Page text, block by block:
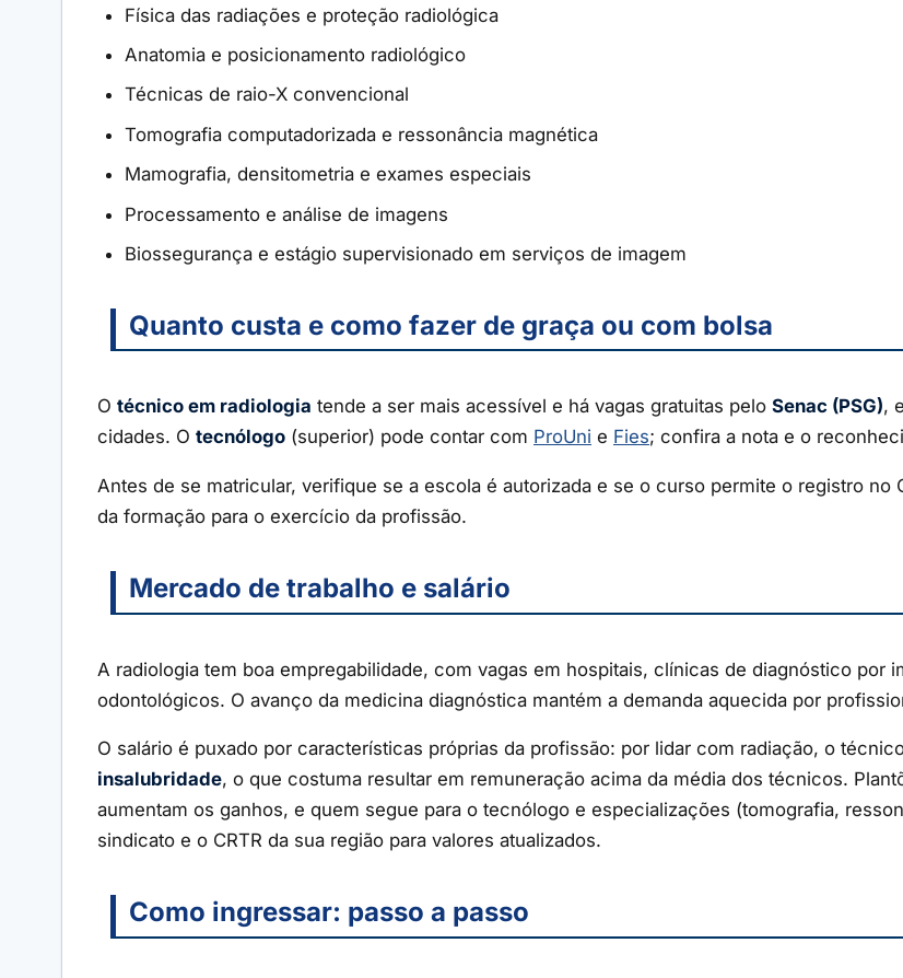
Física das radiações e proteção radiológica
Anatomia e posicionamento radiológico
Técnicas de raio-X convencional
Tomografia computadorizada e ressonância magnética
Mamografia, densitometria e exames especiais
Processamento e análise de imagens
Biossegurança e estágio supervisionado em serviços de imagem
Quanto custa e como fazer de graça ou com bolsa
O técnico em radiologia tende a ser mais acessível e há vagas gratuitas pelo Senac (PSG),
cidades. O tecnólogo (superior) pode contar com ProUni e Fies; confira a nota e o
Antes de se matricular, verifique se a escola é autorizada e se o curso permite o registro no
da formação para o exercício da profissão.
Mercado de trabalho e salário
A radiologia tem boa empregabilidade, com vagas em hospitais, clínicas de diagnóstico
odontológicos. O avanço da medicina diagnóstica mantém a demanda aquecida por
O salário é puxado por características próprias da profissão: por lidar com radiação, o
insalubridade, o que costuma resultar em remuneração acima da média dos técnicos.
aumentam os ganhos, e quem segue para o tecnólogo e especializações (tomografia,
sindicato e o CRTR da sua região para valores atualizados.
Como ingressar: passo a passo